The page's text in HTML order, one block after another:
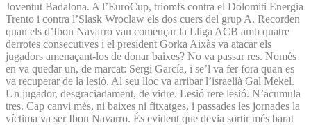
Joventut Badalona. A l’EuroCup, triomfs contra el Dolomiti Energia
Trento i contra l’Slask Wroclaw els dos cuers del grup A. Recorden
quan els d’Ibon Navarro van començar la Lliga ACB amb quatre
derrotes consecutives i el president Gorka Aixàs va atacar els
jugadors amenaçant-los de donar baixes? No va passar res. Només
en va quedar un, de marcat: Sergi García, i se’l va fer fora quan es
va recuperar de la lesió. Al seu lloc va arribar l’israelià Gal Mekel.
Un jugador, desgraciadament, de vidre. Lesió rere lesió. N’acumula
tres. Cap canvi més, ni baixes ni fitxatges, i passades les jornades la
víctima va ser Ibon Navarro. És evident que devia sortir més barat